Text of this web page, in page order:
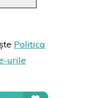
Politica
urile